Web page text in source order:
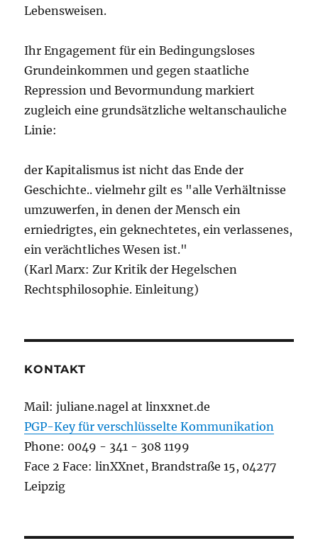
Lebensweisen.
Ihr Engagement für ein Bedingungsloses
Grundeinkommen und gegen staatliche
Repression und Bevormundung markiert
zugleich eine grundsätzliche weltanschauliche
Linie:
der Kapitalismus ist nicht das Ende der
Geschichte.. vielmehr gilt es "alle Verhältnisse
umzuwerfen, in denen der Mensch ein
erniedrigtes, ein geknechtetes, ein verlassenes,
ein verächtliches Wesen ist."
(Karl Marx: Zur Kritik der Hegelschen
Rechtsphilosophie. Einleitung)
KONTAKT
Mail: juliane.nagel at linxxnet.de
PGP-Key für verschlüsselte Kommunikation
Phone: 0049 - 341 - 308 1199
Face 2 Face: linXXnet, Brandstraße 15, 04277
Leipzig